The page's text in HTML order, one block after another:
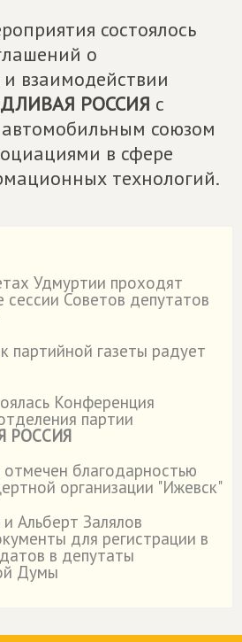
состоялось
о
и взаимодействии
РОССИЯ с
союзом
в сфере
технологий.
Удмуртии проходят
сессии Советов депутатов
партийной газеты радует
Конференция
партии
РОССИЯ
благодарностью
организации "Ижевск"
Альберт Залялов
для регистрации в
в депутаты
Думы